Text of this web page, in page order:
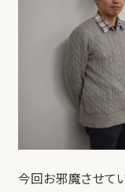
今回お邪魔させて